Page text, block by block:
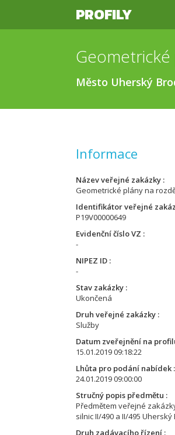
PROFILY
Město Uherský
Informace
Název veřejné zakázky
Geometrické plány na
Identifikátor veřejné
P19V00000649
Evidenční číslo VZ
-
NIPEZ ID
-
Stav zakázky
Ukončená
Druh veřejné zakázky
Služby
Datum zveřejnění na
15.01.2019 09:18:22
Lhůta pro podání nabídek
24.01.2019 09:00:00
Stručný popis předmětu
Předmětem veřejné
silnic II/490 a II/495
Druh zadávacího řízení